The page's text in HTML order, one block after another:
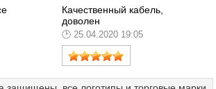
Качественный кабель,
доволен
25.04.2020 19:05